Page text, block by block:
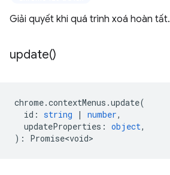
Giải quyết khi quá trình xoá hoàn tất.
update()
chrome.contextMenus .update(
id : string | number,
updateProperties : object,
) : Promise<void>